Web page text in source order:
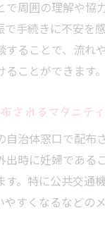
で周囲の理解や協
で手続きに不安を
することで、流れ
ことができます。
されるマタニテ
自治体窓口で配布
出時に妊婦である
。特に公共交通
やすくなるなどの